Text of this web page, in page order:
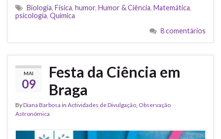
Biologia, Física, humor, Humor & Ciência, Matemática,
psicologia, Química
8 comentários
MAI
09
Festa da Ciência em
Braga
ByDiana Barbosa in Actividades de Divulgação, Observação
Astronómica